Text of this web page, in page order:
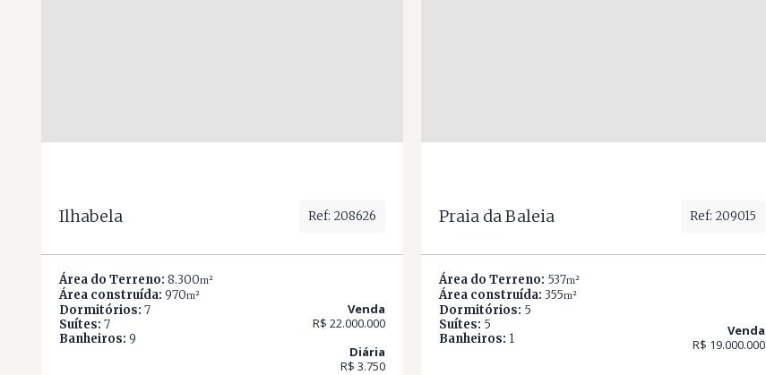
Ilhabela Ref: 208626
Área do Terreno: 8.300m²
Área construída: 970m²
Dormitórios: 7
Suítes: 7
Banheiros: 9
Venda
R$ 22.000.000
Diária
R$ 3.750
Praia da Baleia Ref: 209015
Área do Terreno: 537m²
Área construída: 355m²
Dormitórios: 5
Suítes: 5
Banheiros: 1
Venda
R$ 19.000.000